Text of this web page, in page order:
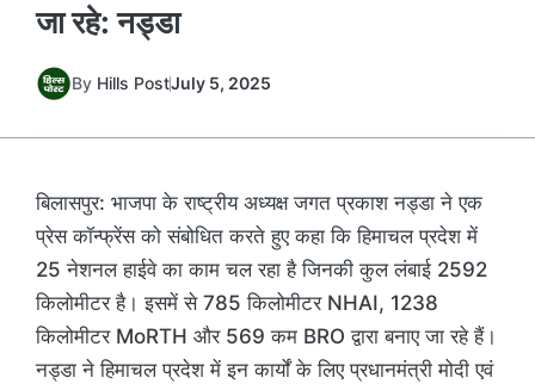
जा रहे: नड्डा
By Hills PostJuly 5, 2025
बिलासपुर: भाजपा के राष्ट्रीय अध्यक्ष जगत प्रकाश नड्डा ने एक
प्रेस कॉन्फ्रेंस को संबोधित करते हुए कहा कि हिमाचल प्रदेश में
25 नेशनल हाईवे का काम चल रहा है जिनकी कुल लंबाई 2592
किलोमीटर है। इसमें से 785 किलोमीटर NHAI, 1238
किलोमीटर MoRTH और 569 कम BRO द्वारा बनाए जा रहे हैं।
नड्डा ने हिमाचल प्रदेश में इन कार्यों के लिए प्रधानमंत्री मोदी एवं